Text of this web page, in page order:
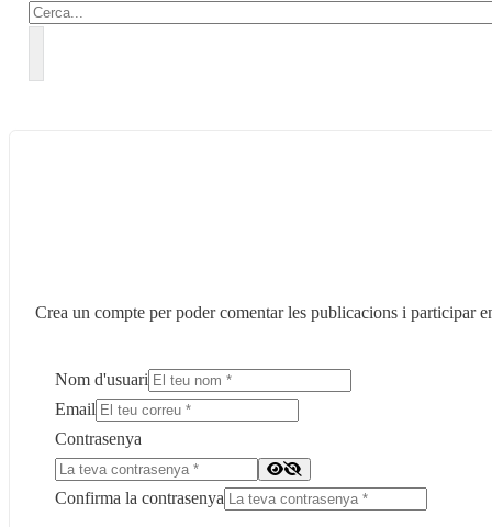
Crea un compte per poder comentar les publicacions i participar
Nom d'usuari
Email
Contrasenya
Confirma la contrasenya